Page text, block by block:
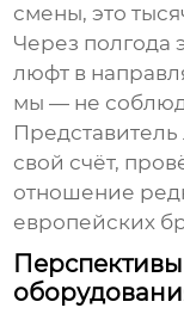
смены, это
Через полгода
люфт в
мы — не
свой счёт,
отношение
европейских